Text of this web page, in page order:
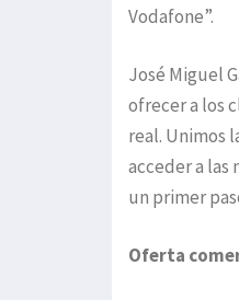
Vodafone”.
José Miguel
ofrecer a los
real. Unimos
acceder a las
un primer
Oferta